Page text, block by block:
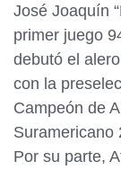
José Joaquín
primer juego
debutó el
con la
Campeón de
Suramericano
Por su parte,